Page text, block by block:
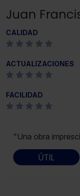
Juan
CALIDAD
ACTUALIZACIONES
FACILIDAD
"Una obra
ÚTIL